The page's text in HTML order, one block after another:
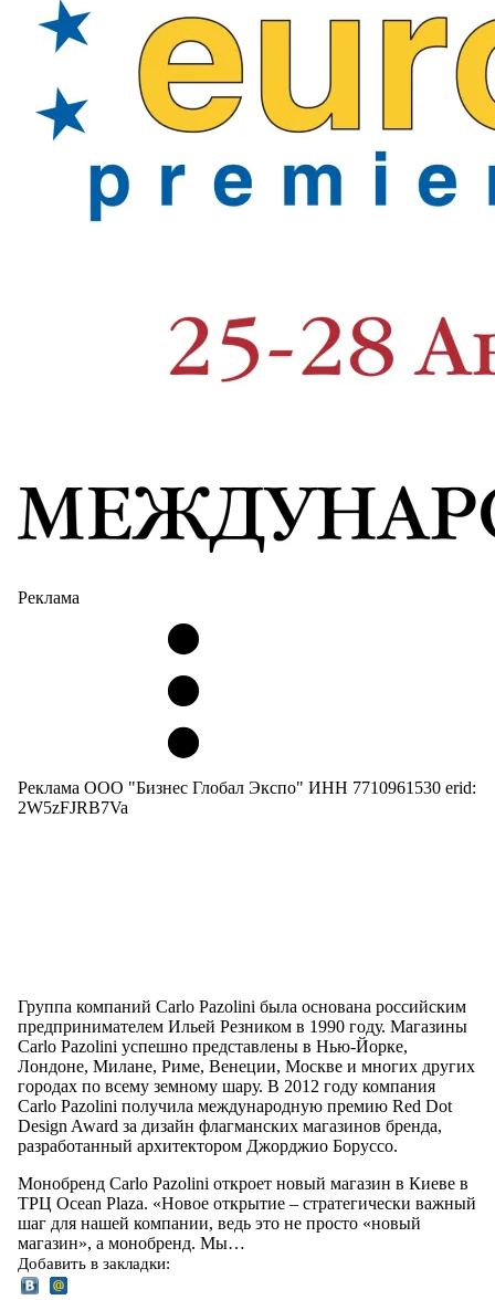
Реклама
Реклама ООО "Бизнес Глобал Экспо" ИНН 7710961530 erid:
2W5zFJRB7Va
Группа компаний Carlo Pazolini была основана российским
предпринимателем Ильей Резником в 1990 году. Магазины
Carlo Pazolini успешно представлены в Нью-Йорке,
Лондоне, Милане, Риме, Венеции, Москве и многих других
городах по всему земному шару. В 2012 году компания
Carlo Pazolini получила международную премию Red Dot
Design Award за дизайн флагманских магазинов бренда,
разработанный архитектором Джорджио Боруссо.
Монобренд Carlo Pazolini откроет новый магазин в Киеве в
ТРЦ Ocean Plaza. «Новое открытие – стратегически важный
шаг для нашей компании, ведь это не просто «новый
магазин», а монобренд. Мы…
Добавить в закладки: